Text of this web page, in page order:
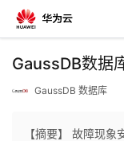
返
GaussDB数据
GaussDB 数据库
【摘要】 故障现